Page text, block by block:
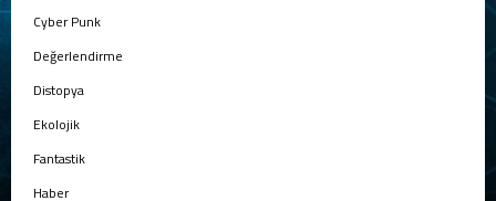
Cyber Punk
Değerlendirme
Distopya
Ekolojik
Fantastik
Haber